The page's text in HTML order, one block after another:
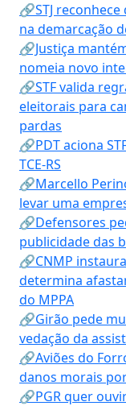
🔗STJ
na demarcação
🔗Justiça
nomeia novo
🔗STF valida
eleitorais para
pardas
🔗PDT aciona
TCE-RS
🔗Marcello
levar uma
🔗Defensores
publicidade das
🔗CNMP
determina
do MPPA
🔗Girão pede
vedação da
🔗Aviões do
danos morais
🔗PGR quer